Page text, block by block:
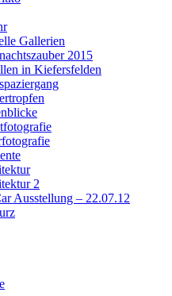
Gallerien
2015
in Kiefersfelden
2
Ausstellung – 22.07.12